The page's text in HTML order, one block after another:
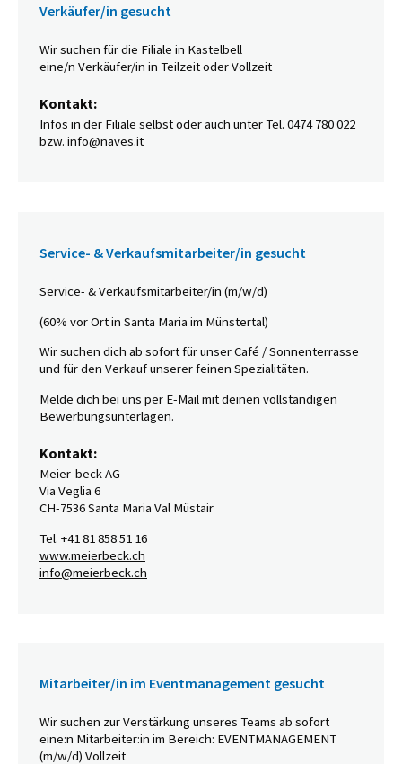
Verkäufer/in gesucht
Wir suchen für die Filiale in Kastelbell
eine/n Verkäufer/in in Teilzeit oder Vollzeit
Kontakt:
Infos in der Filiale selbst oder auch unter Tel. 0474 780 022
bzw. info@naves.it
Service- & Verkaufsmitarbeiter/in gesucht
Service- & Verkaufsmitarbeiter/in (m/w/d)
(60% vor Ort in Santa Maria im Münstertal)
Wir suchen dich ab sofort für unser Café / Sonnenterrasse
und für den Verkauf unserer feinen Spezialitäten.
Melde dich bei uns per E-Mail mit deinen vollständigen
Bewerbungsunterlagen.
Kontakt:
Meier-beck AG
Via Veglia 6
CH-7536 Santa Maria Val Müstair
Tel. +41 81 858 51 16
www.meierbeck.ch
info@meierbeck.ch
Mitarbeiter/in im Eventmanagement gesucht
Wir suchen zur Verstärkung unseres Teams ab sofort
eine:n Mitarbeiter:in im Bereich: EVENTMANAGEMENT
(m/w/d) Vollzeit